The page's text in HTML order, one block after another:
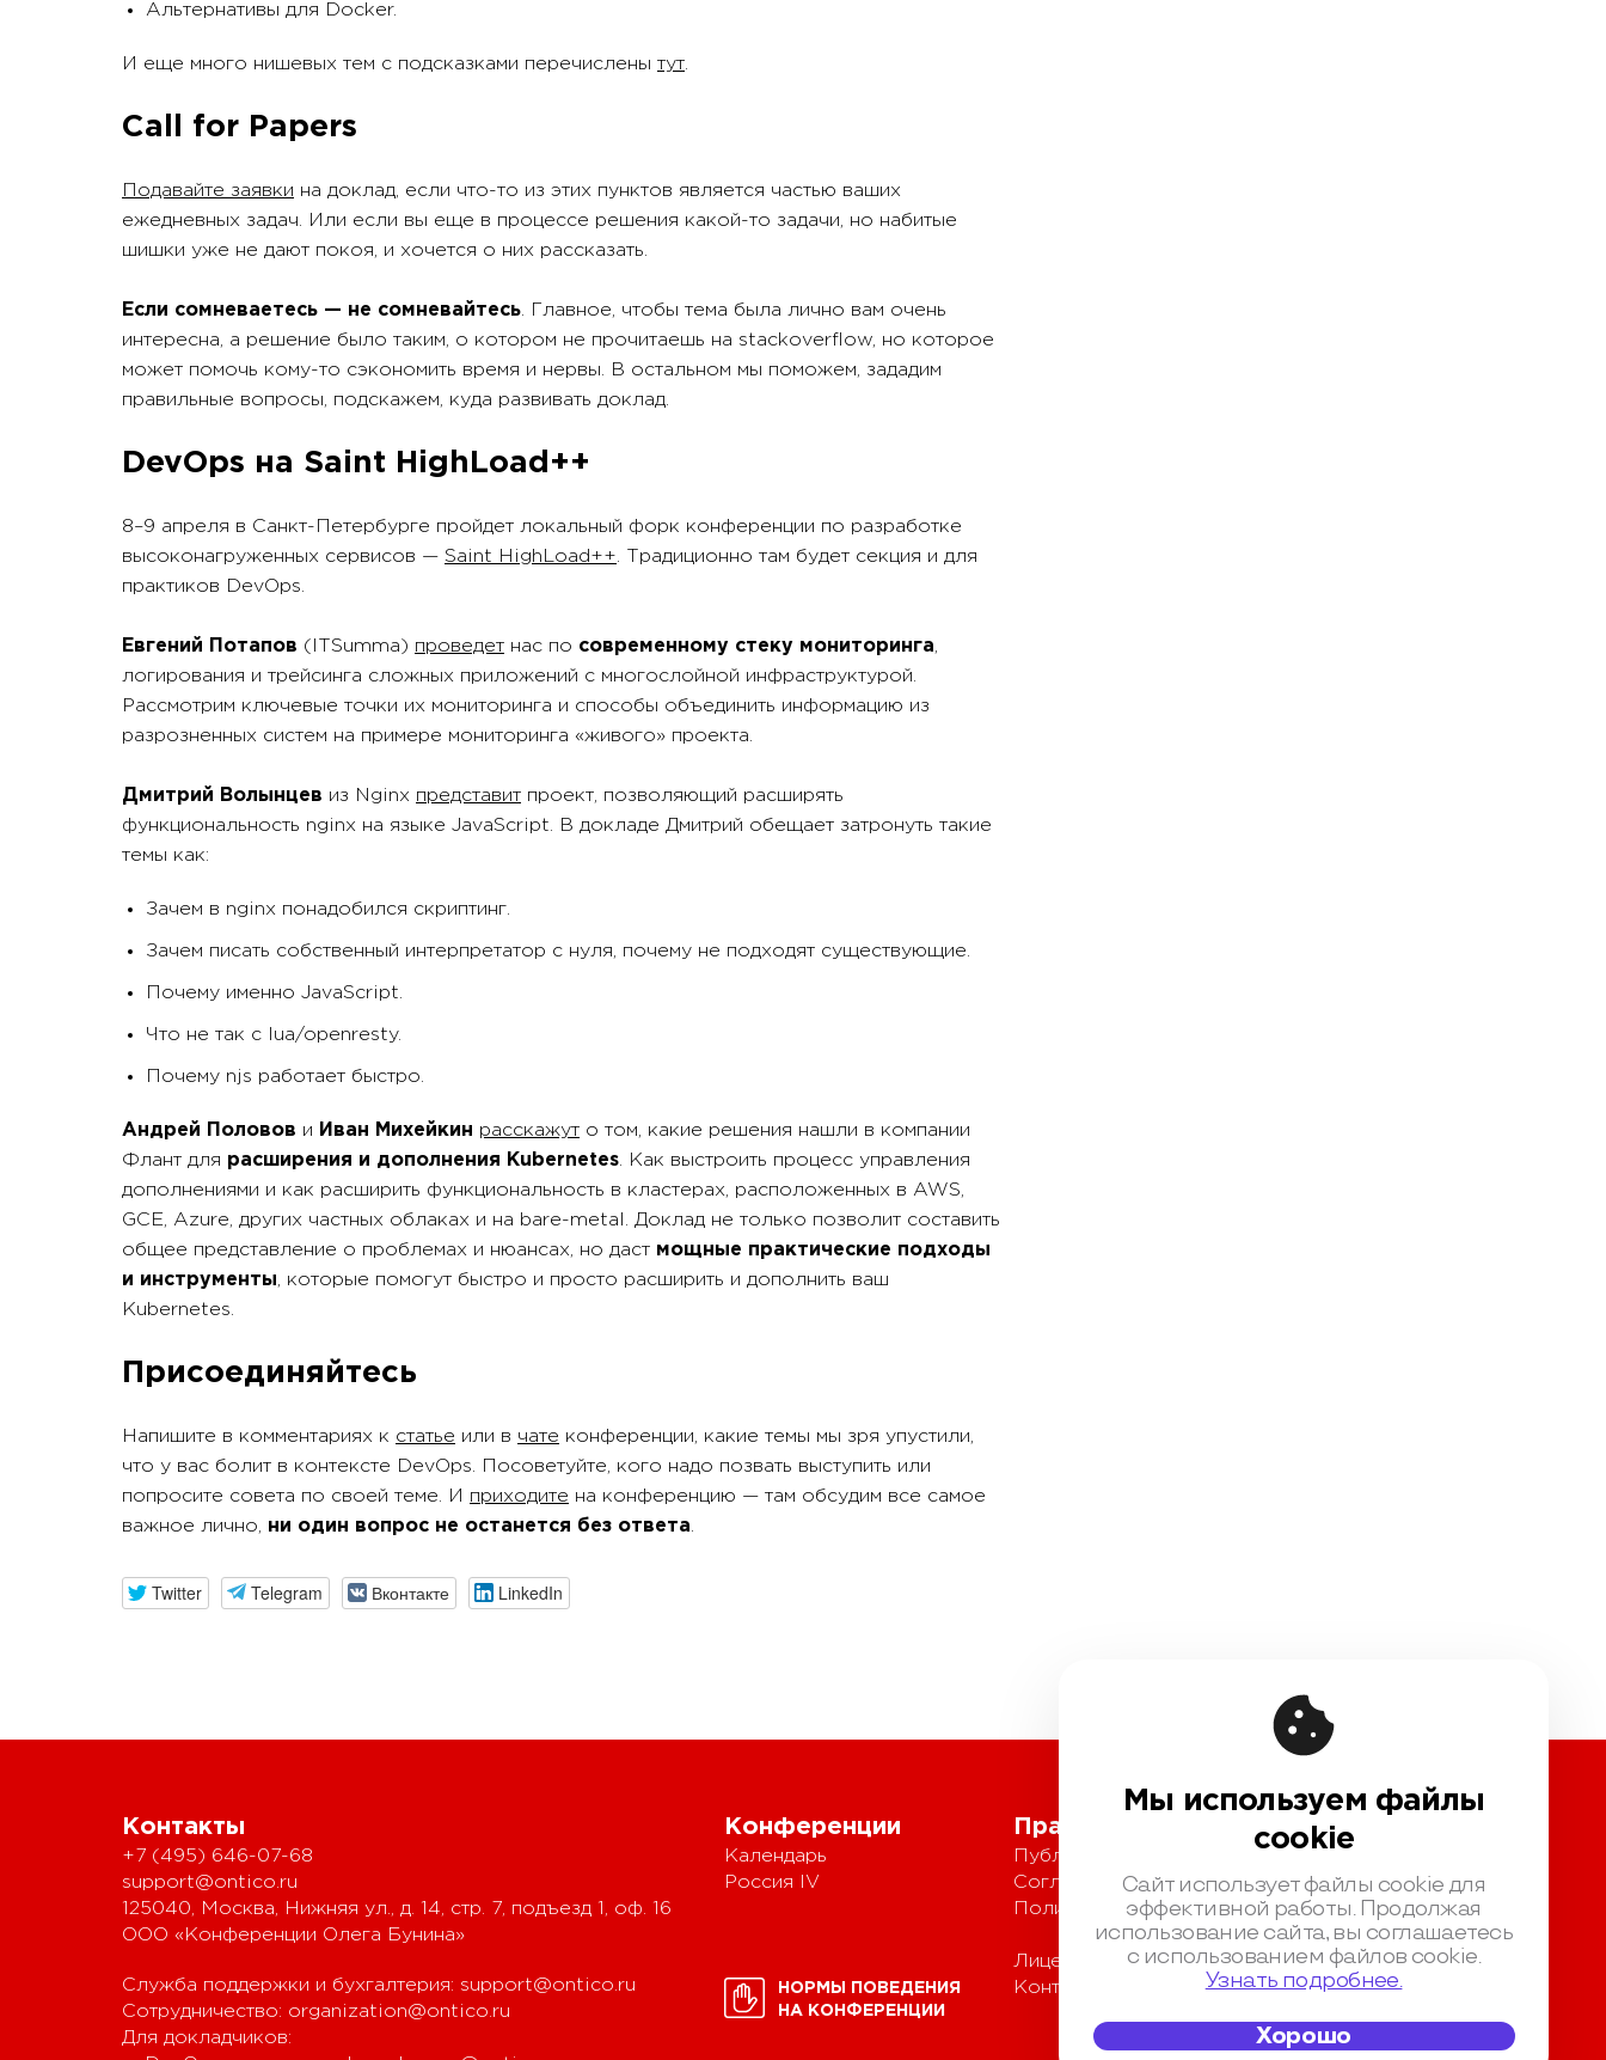
Альтернативы для Docker.
И еще много нишевых тем с подсказками перечислены тут.
Call for Papers
Подавайте заявки на доклад, если что-то из этих пунктов является частью ваших
ежедневных задач. Или если вы еще в процессе решения какой-то задачи, но набитые
шишки уже не дают покоя, и хочется о них рассказать.
Если сомневаетесь — не сомневайтесь. Главное, чтобы тема была лично вам очень
интересна, а решение было таким, о котором не прочитаешь на stackoverflow, но которое
может помочь кому-то сэкономить время и нервы. В остальном мы поможем, зададим
правильные вопросы, подскажем, куда развивать доклад.
DevOps на Saint HighLoad++
8–9 апреля в Санкт-Петербурге пройдет локальный форк конференции по разработке
высоконагруженных сервисов — Saint HighLoad++. Традиционно там будет секция и для
практиков DevOps.
Евгений Потапов (ITSumma) проведет нас по современному стеку мониторинга,
логирования и трейсинга сложных приложений с многослойной инфраструктурой.
Рассмотрим ключевые точки их мониторинга и способы объединить информацию из
разрозненных систем на примере мониторинга «живого» проекта.
Дмитрий Волынцев из Nginx представит проект, позволяющий расширять
функциональность nginx на языке JavaScript. В докладе Дмитрий обещает затронуть такие
темы как:
Зачем в nginx понадобился скриптинг.
Зачем писать собственный интерпретатор с нуля, почему не подходят существующие.
Почему именно JavaScript.
Что не так с lua/openresty.
Почему njs работает быстро.
Андрей Половов и Иван Михейкин расскажут о том, какие решения нашли в компании
Флант для расширения и дополнения Kubernetes. Как выстроить процесс управления
дополнениями и как расширить функциональность в кластерах, расположенных в AWS,
GCE, Azure, других частных облаках и на bare-metal. Доклад не только позволит составить
общее представление о проблемах и нюансах, но даст мощные практические подходы
и инструменты, которые помогут быстро и просто расширить и дополнить ваш
Kubernetes.
Присоединяйтесь
Напишите в комментариях к статье или в чате конференции, какие темы мы зря упустили,
что у вас болит в контексте DevOps. Посоветуйте, кого надо позвать выступить или
попросите совета по своей теме. И приходите на конференцию — там обсудим все самое
важное лично, ни один вопрос не останется без ответа.
Twitter Telegram Вконтакте LinkedIn
Контакты
+7 (495) 646-07-68
support@ontico.ru
125040, Москва, Нижняя ул., д. 14, стр. 7, подъезд 1, оф. 16
ООО «Конференции Олега Бунина»
Служба поддержки и бухгалтерия: support@ontico.ru
Сотрудничество: organization@ontico.ru
Для докладчиков:
Конференции
Календарь
Россия IV
НОРМЫ ПОВЕДЕНИЯ
НА КОНФЕРЕНЦИИ
Правовая информация
Публичная оферта
Соглашение на обработку персональных данных
Политика обработки персональных данных
Лицензионный договор с Автором
Контентная политика конференции
Мы используем файлы
cookie
Сайт использует файлы cookie для
эффективной работы. Продолжая
использование сайта, вы соглашаетесь
с использованием файлов cookie.
Узнать подробнее.
Хорошо